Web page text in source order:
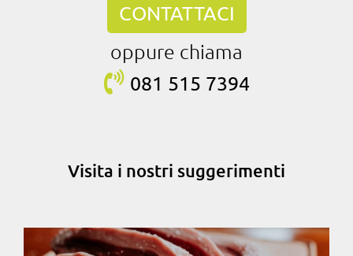
CONTATTACI
oppure chiama
081 515 7394
Visita i nostri suggerimenti